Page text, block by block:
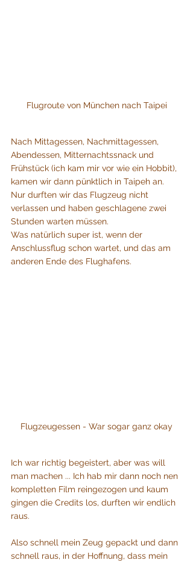
Flugroute von München nach Taipei
Nach Mittagessen, Nachmittagessen,
Abendessen, Mitternachtssnack und
Frühstück (ich kam mir vor wie ein Hobbit),
kamen wir dann pünktlich in Taipeh an.
Nur durften wir das Flugzeug nicht
verlassen und haben geschlagene zwei
Stunden warten müssen.
Was natürlich super ist, wenn der
Anschlussflug schon wartet, und das am
anderen Ende des Flughafens.
Flugzeugessen - War sogar ganz okay
Ich war richtig begeistert, aber was will
man machen ... Ich hab mir dann noch nen
kompletten Film reingezogen und kaum
gingen die Credits los, durften wir endlich
raus.
Also schnell mein Zeug gepackt und dann
schnell raus, in der Hoffnung, dass mein